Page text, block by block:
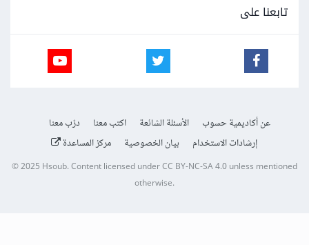
تابعنا على
عن أكاديمية حسوب الأسئلة الشائعة اكتب معنا
درّب معنا
إرشادات الاستخدام
بيان الخصوصية مركز المساعدة
© 2025 Hsoub.Content licensed underCC BY-NC-SA 4.0unless mentioned
otherwise.